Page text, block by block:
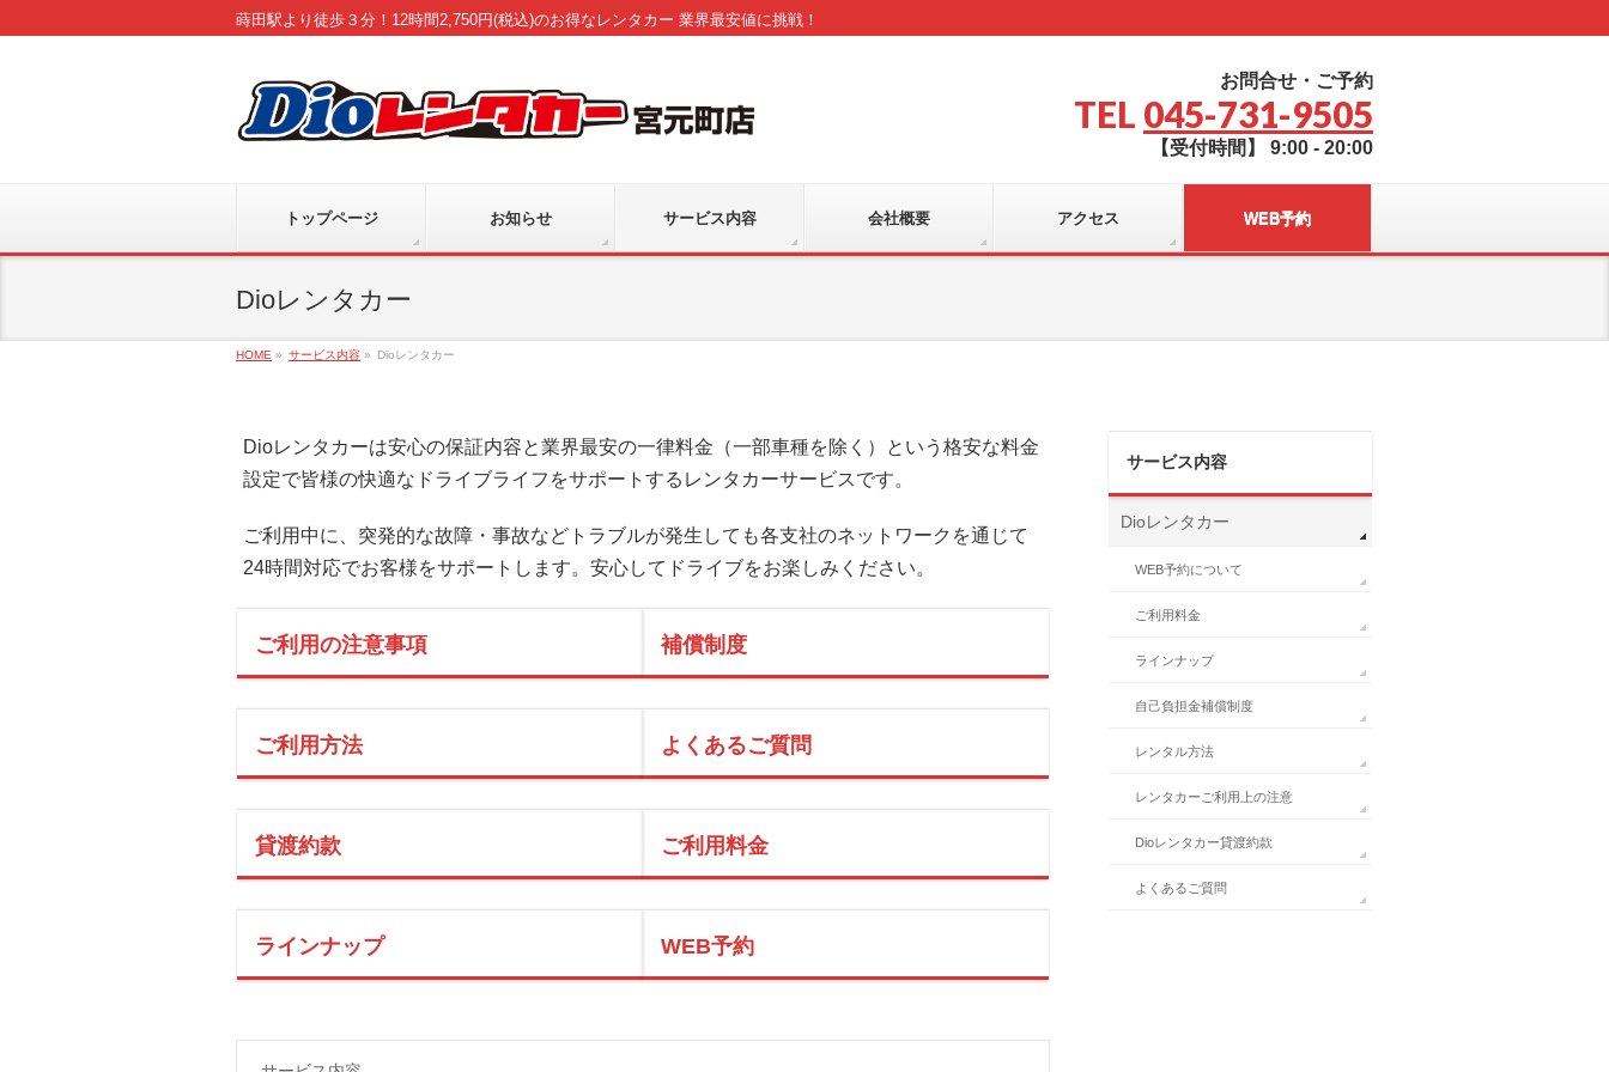
蒔田駅より徒歩３分！12時間2,750円(税込)のお得なレンタカー 業界最安値に挑戦！
お問合せ・ご予約
TEL 045-731-9505
【受付時間】 9:00 - 20:00
トップページ お知らせ サービス内容 会社概要 アクセス WEB予約
Dioレンタカー
HOME » サービス内容 » Dioレンタカー
Dioレンタカーは安心の保証内容と業界最安の一律料金（一部車種を除く）という格安な料金
設定で皆様の快適なドライブライフをサポートするレンタカーサービスです。
ご利用中に、突発的な故障・事故などトラブルが発生しても各支社のネットワークを通じて
24時間対応でお客様をサポートします。安心してドライブをお楽しみください。
ご利用の注意事項 補償制度
ご利用方法 よくあるご質問
貸渡約款 ご利用料金
ラインナップ WEB予約
サービス内容
Dioレンタカー
WEB予約について
ご利用料金
ラインナップ
自己負担金補償制度
レンタル方法
レンタカーご利用上の注意
Dioレンタカー貸渡約款
よくあるご質問